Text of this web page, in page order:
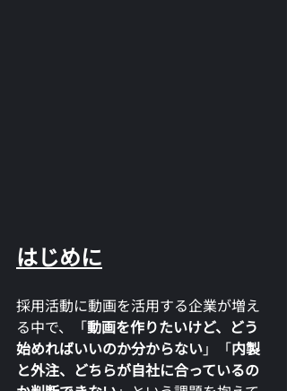
はじめに
採用活動に動画を活用する企業が増え
る中で、「動画を作りたいけど、どう
始めればいいのか分からない」「内製
と外注、どちらが自社に合っているの